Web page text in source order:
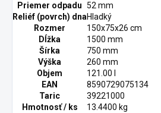
Priemer odpadu
52 mm
Reliéf (povrch) dnaHladký
Rozmer
150x75x26 cm
Dĺžka
1500 mm
Šírka
750 mm
Výška
260 mm
Objem
121.00 l
EAN
8590729075134
Taric
39221000
Hmotnosť / ks
13.4400 kg